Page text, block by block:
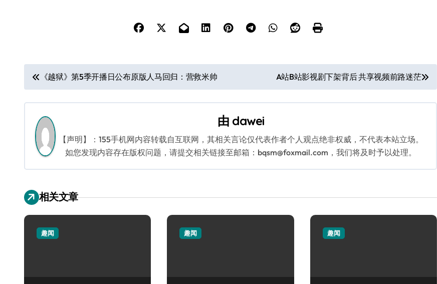
文
章
导
航
《越狱》第5季开播日公布原版人马回归：营救米帅 A站B站影视剧下架背后 共享视频前路迷茫
由 dawei
【声明】：155手机网内容转载自互联网，其相关言论仅代表作者个人观点绝非权威，不代表本站立场。
如您发现内容存在版权问题，请提交相关链接至邮箱：bqsm@foxmail.com，我们将及时予以处理。
相关文章
趣闻 趣闻 趣闻